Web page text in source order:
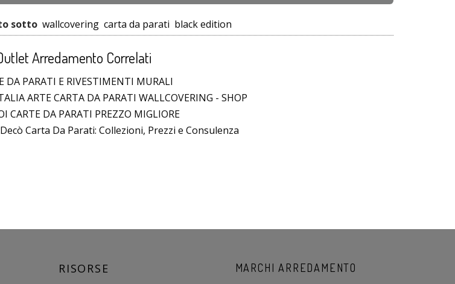
sotto wallcovering carta da parati black edition
Arredamento Correlati
DA PARATI E RIVESTIMENTI MURALI
ARTE CARTA DA PARATI WALLCOVERING - SHOP
CARTE DA PARATI PREZZO MIGLIORE
Carta Da Parati: Collezioni, Prezzi e Consulenza
RISORSE MARCHI ARREDAMENTO